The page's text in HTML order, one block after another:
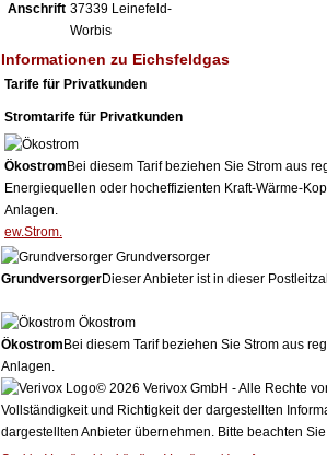
Anschrift 37339 Leinefeld-
Worbis
Informationen zu Eichsfeldgas
Tarife für Privatkunden
Stromtarife für Privatkunden
Ökostrom Bei diesem Tarif beziehen Sie Strom aus
Energiequellen oder hocheffizienten Kraft-Wärme-
Anlagen.
ew.Strom.
Grundversorger
GrundversorgerDieser Anbieter ist in dieser
Ökostrom
Ökostrom Bei diesem Tarif beziehen Sie Strom aus
Anlagen.
© 2026 Verivox GmbH - Alle Rechte
Vollständigkeit und Richtigkeit der dargestellten
dargestellten Anbieter übernehmen. Bitte beachten